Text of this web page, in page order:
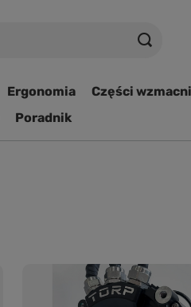
Ergonomia Części
Poradnik